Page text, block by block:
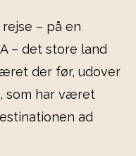
– på en
– det store land
der før, udover
som har været
ad